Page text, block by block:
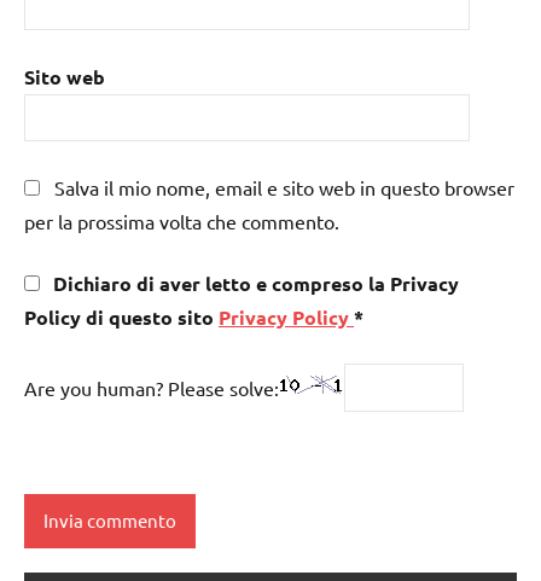
Sito web
Salva il mio nome, email e sito web in questo browser
per la prossima volta che commento.
Dichiaro di aver letto e compreso la Privacy
Policy di questo sito Privacy Policy*
Are you human? Please solve: